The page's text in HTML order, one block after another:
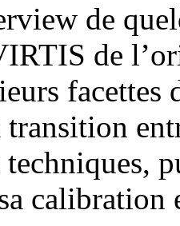
de
de
transition
calibration